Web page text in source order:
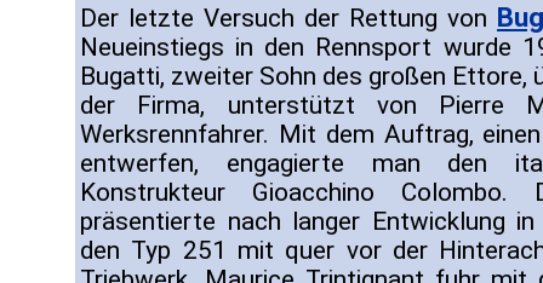
Der letzte Versuch der Rettung von
Neueinstiegs in den Rennsport wurde
Bugatti, zweiter Sohn des großen Ettore,
der Firma, unterstützt von Pierre
Werksrennfahrer. Mit dem Auftrag,
entwerfen, engagierte man den
Konstrukteur Gioacchino
präsentierte nach langer Entwicklung
den Typ 251 mit quer vor der